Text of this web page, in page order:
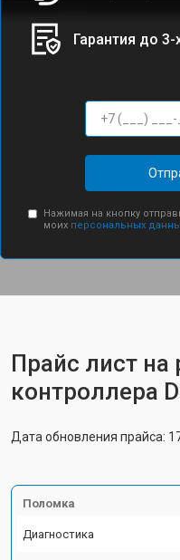
Гарантия до 3-
Нажимая на кнопку
моих персональных
Прайс лист на
контроллера
Дата обновления прайса:
Поломка
Диагностика